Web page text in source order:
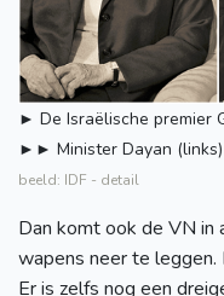
► De Israëlische premier
► ► Minister Dayan
beeld: IDF - detail
Dan komt ook de VN in
wapens neer te
Er is zelfs nog een